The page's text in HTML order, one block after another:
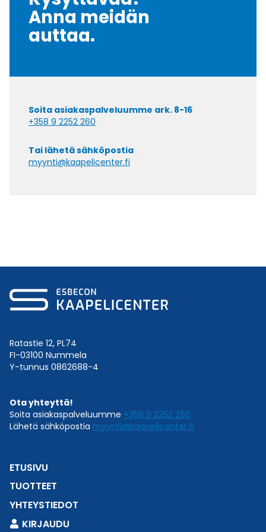
Anna meidän
auttaa.
Soita asiakaspalveluumme ark. 8-16
+358 9 2252 260
Tai lähetä sähköpostia
myynti@kaapelicenter.fi
Ratastie 12, PL74
FI-03100 Nummela
Y-tunnus 0862688-4
Ota yhteyttä!
Soita asiakaspalveluumme +358 9 2252 260
Lähetä sähköpostia myynti@kaapelicenter.fi
ETUSIVU
TUOTTEET
YHTEYSTIEDOT
KIRJAUDU